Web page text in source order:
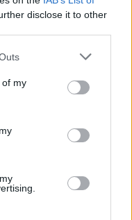
disclose it to other
of my
speaker con